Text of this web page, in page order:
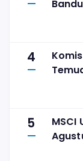
4
5
MSCI